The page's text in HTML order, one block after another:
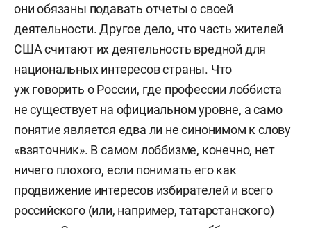
они обязаны подавать отчеты о своей
деятельности. Другое дело, что часть жителей
США считают их деятельность вредной для
национальных интересов страны. Что
уж говорить о России, где профессии лоббиста
не существует на официальном уровне, а само
понятие является едва ли не синонимом к слову
«взяточник». В самом лоббизме, конечно, нет
ничего плохого, если понимать его как
продвижение интересов избирателей и всего
российского (или, например, татарстанского)